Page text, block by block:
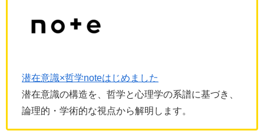
潜在意識×哲学noteはじめました
潜在意識の構造を、哲学と心理学の系譜に基づき、
論理的・学術的な視点から解明します。